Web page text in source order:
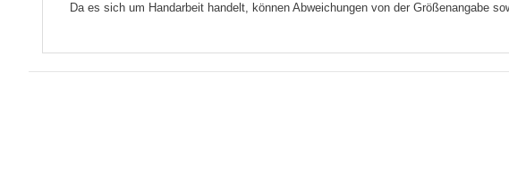
Da es sich um Handarbeit handelt, können Abweichungen von der Größenangabe